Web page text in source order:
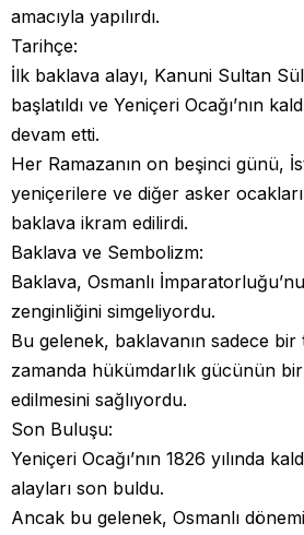
amacıyla yapılırdı.
Tarihçe:
İlk baklava alayı, Kanuni Sultan
başlatıldı ve Yeniçeri Ocağı’nın
devam etti.
Her Ramazanın on beşinci günü,
yeniçerilere ve diğer asker
baklava ikram edilirdi.
Baklava ve Sembolizm:
Baklava, Osmanlı
zenginliğini simgeliyordu.
Bu gelenek, baklavanın sadece bir
zamanda hükümdarlık gücünün
edilmesini sağlıyordu.
Son Buluşu:
Yeniçeri Ocağı’nın 1826 yılında
alayları son buldu.
Ancak bu gelenek, Osmanlı